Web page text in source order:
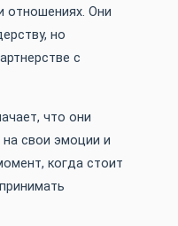
отношениях. Они
но
с
что они
свои эмоции и
когда стоит